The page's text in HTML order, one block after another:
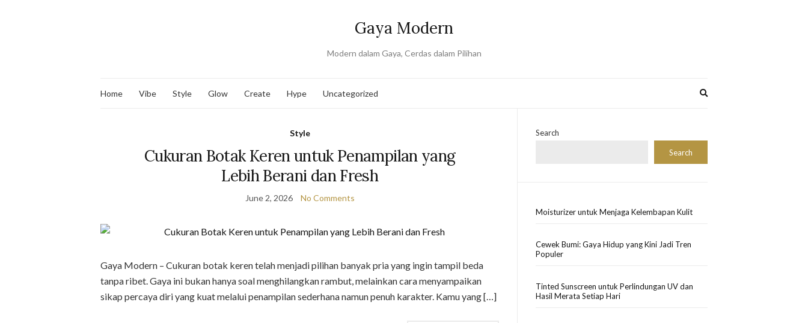
Gaya Modern
Modern dalam Gaya, Cerdas dalam Pilihan
Home Vibe Style Glow Create Hype Uncategorized
Style
Cukuran Botak Keren untuk Penampilan yang
Lebih Berani dan Fresh
June 2, 2026 No Comments
Gaya Modern – Cukuran botak keren telah menjadi pilihan banyak pria yang ingin tampil beda
tanpa ribet. Gaya ini bukan hanya soal menghilangkan rambut, melainkan cara menyampaikan
sikap percaya diri yang kuat melalui penampilan sederhana namun penuh karakter. Kamu yang […]
Search
Search
Moisturizer untuk Menjaga Kelembapan Kulit
Cewek Bumi: Gaya Hidup yang Kini Jadi Tren
Populer
Tinted Sunscreen untuk Perlindungan UV dan
Hasil Merata Setiap Hari